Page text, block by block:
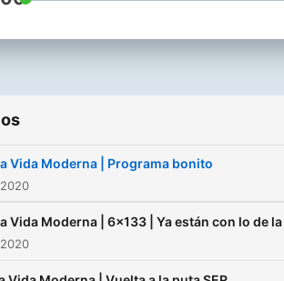
Vida Moderna | Programa bonito
Vida Moderna | 6x133 | Ya están con lo de